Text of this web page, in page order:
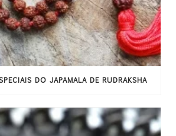
DO JAPAMALA DE RUDRAKSHA